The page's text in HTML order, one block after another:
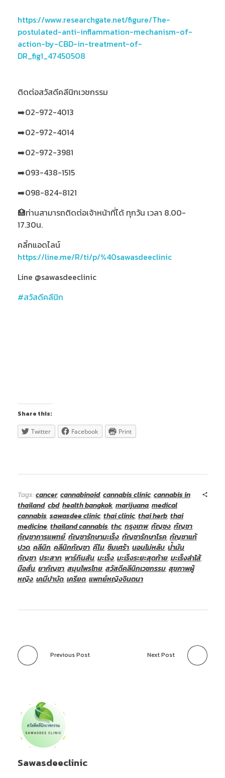
https://www.researchgate.net/figure/The-
postulated-anti-inflammation-mechanism-of-
action-by-CBD-in-treatment-of-
DR_fig1_47450508
ติดต่อสวัสดีคลีนิกเวชกรรม
➡️02-972-4013
➡️02-972-4014
➡️02-972-3981
➡️093-438-1515
➡️098-824-8121
🏥ท่านสามารถติดต่อเจ้าหน้าที่ได้ ทุกวัน เวลา 8.00-
17.30น.
คลิ้กแอดไลน์
https://line.me/R/ti/p/%40sawasdeeclinic
Line @sawasdeeclinic
#สวัสดีคลีนิก
Share this:
Twitter Facebook Print
Tags:cancer,cannabinoid,cannabis clinic,cannabis in
thailand,cbd,health bangkok,marijuana,medical
cannabis,sawasdee clinic,thai clinic,thai herb,thai
medicine,thailand cannabis,thc,กรุงเทพ,กัญชง,กัญชา,
กัญชาการแพทย์,กัญชารักษามะเร็ง,กัญชารักษาโรค,กัญชาแก้
ปวด,คลีนิก,คลีนิกกัญชา,คีโม,ซึมเศร้า,นอนไม่หลับ,น้ำมัน
กัญชา,ประสาท, พาร์กินสัน,มะเร็ง,มะเร็งระยะสุดท้าย,มะเร็งลำไส้,
มือสั่น,ยากัญชา,สมุนไพรไทย,สวัสดีคลีนิกเวชกรรม,สุขภาพผู้
หญิง,เคมีบำบัด,เครียด,แพทย์หญิงจินตนา
Previous Post Next Post
Sawasdeeclinic